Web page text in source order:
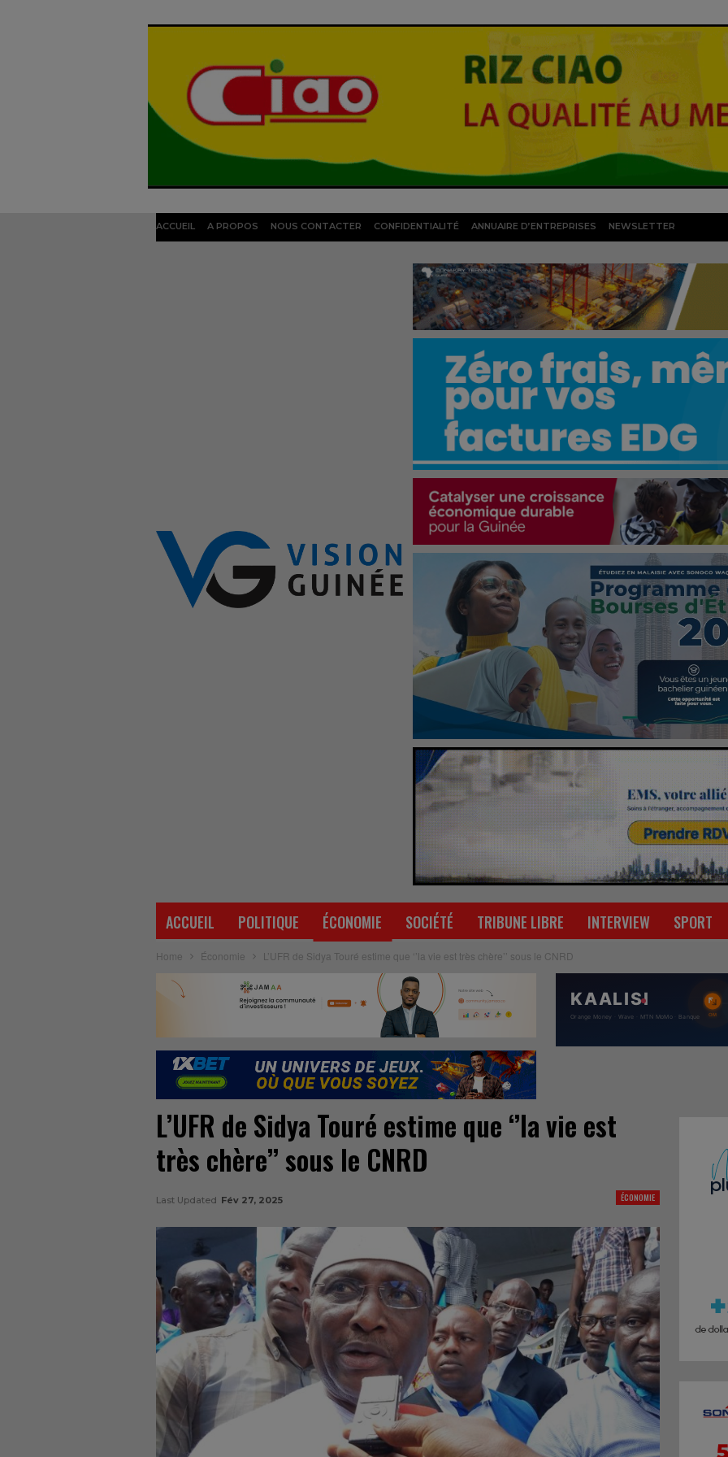
ACCUEIL A PROPOS NOUS CONTACTER CONFIDENTIALITÉ ANNUAIRE D’ENTREPRISES NEWSLETTER
ACCUEIL POLITIQUE ÉCONOMIE SOCIÉTÉ TRIBUNE LIBRE INTERVIEW SPORT
Home Économie L’UFR de Sidya Touré estime que ‘’la vie est très chère’’ sous le CNRD
L’UFR de Sidya Touré estime que ‘’la vie est
très chère’’ sous le CNRD
ÉCONOMIE
Last Updated Fév 27, 2025